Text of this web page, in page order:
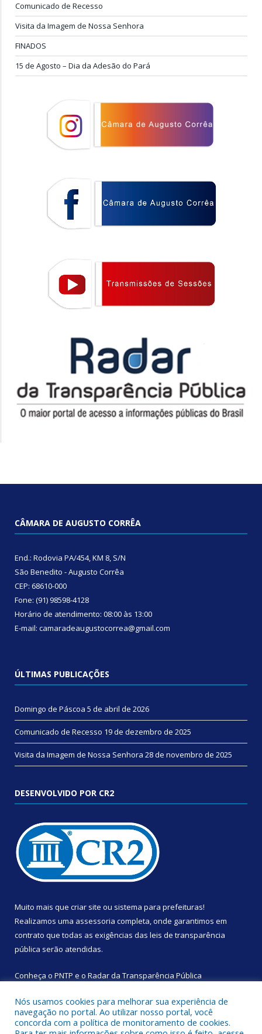
Comunicado de Recesso
Visita da Imagem de Nossa Senhora
FINADOS
15 de Agosto – Dia da Adesão do Pará
CÂMARA DE AUGUSTO CORRÊA
End.: Rodovia PA/454, KM 8, S/N
São Benedito - Augusto Corrêa
CEP: 68610-000
Fone: (91) 98598-4128
Horário de atendimento: 08:00 às 13:00
E-mail: camaradeaugustocorrea@gmail.com
ÚLTIMAS PUBLICAÇÕES
Domingo de Páscoa 5 de abril de 2026
Comunicado de Recesso 19 de dezembro de 2025
Visita da Imagem de Nossa Senhora 28 de novembro de 2025
DESENVOLVIDO POR CR2
Muito mais que criar site ou sistema para prefeituras!
Realizamos uma assessoria completa, onde garantimos em
contrato que todas as exigências das leis de transparência
pública serão atendidas.
Conheça o PNTP e o Radar da Transparência Pública
Nós usamos cookies para melhorar sua experiência de
navegação no portal. Ao utilizar nosso portal, você
concorda com a política de monitoramento de cookies.